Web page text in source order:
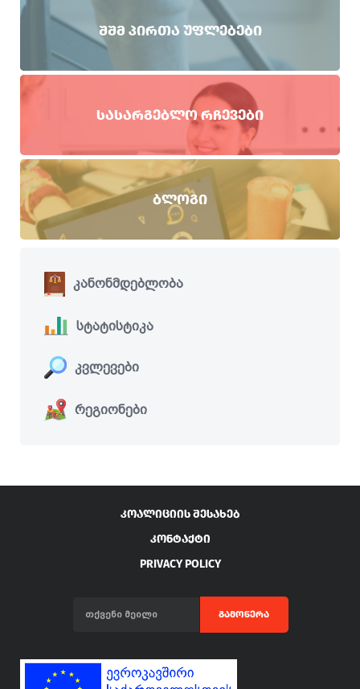
ᲨᲨᲛ ᲞᲘᲠᲗᲐ ᲣᲤᲚᲔᲑᲔᲑᲘ
ᲡᲐᲡᲐᲠᲒᲔᲑᲚᲝ ᲠᲩᲔᲕᲔᲑᲘ
ᲑᲚᲝᲒᲘ
კანონმდებლობა
სტატისტიკა
კვლევები
რეგიონები
ᲙᲝᲐᲚᲘᲪᲘᲘᲡ ᲨᲔᲡᲐᲮᲔᲑ
ᲙᲝᲜᲢᲐᲥᲢᲘ
PRIVACY POLICY
ᲒᲐᲛᲝᲬᲔᲠᲐ